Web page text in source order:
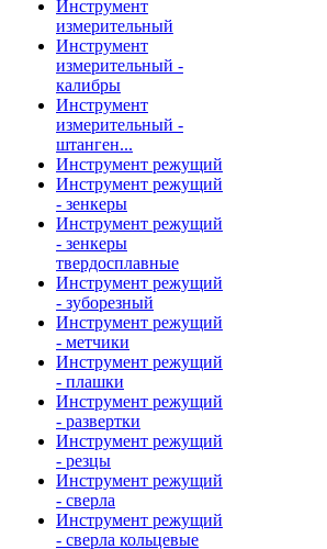
Инструмент
измерительный
Инструмент
измерительный -
калибры
Инструмент
измерительный -
штанген...
Инструмент режущий
Инструмент режущий
- зенкеры
Инструмент режущий
- зенкеры
твердосплавные
Инструмент режущий
- зуборезный
Инструмент режущий
- метчики
Инструмент режущий
- плашки
Инструмент режущий
- развертки
Инструмент режущий
- резцы
Инструмент режущий
- сверла
Инструмент режущий
- сверла кольцевые